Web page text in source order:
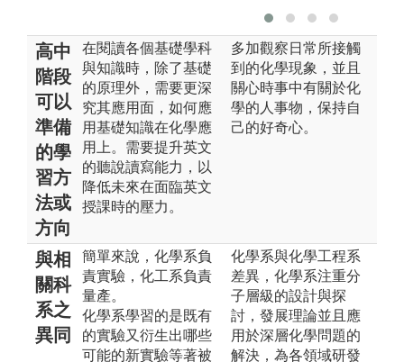
高中
階段
可以
準備
的學
習方
法或
方向
在閱讀各個基礎學科
與知識時，除了基礎
的原理外，需要更深
究其應用面，如何應
用基礎知識在化學應
用上。需要提升英文
的聽說讀寫能力，以
降低未來在面臨英文
授課時的壓力。
多加觀察日常所接觸
到的化學現象，並且
關心時事中有關於化
學的人事物，保持自
己的好奇心。
與相
關科
系之
異同
簡單來說，化學系負
責實驗，化工系負責
量產。
化學系學習的是既有
的實驗又衍生出哪些
可能的新實驗等著被
化學系與化學工程系
差異，化學系注重分
子層級的設計與探
討，發展理論並且應
用於深層化學問題的
解決，為各領域研發